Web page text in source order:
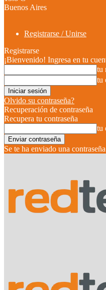
Buenos Aires
Registrarse / Unirse
Registrarse
¡Bienvenido! Ingresa en tu
tu
tu
Olvido su contraseña?
Recuperación de contraseña
Recupera tu contraseña
tu
Se te ha enviado una